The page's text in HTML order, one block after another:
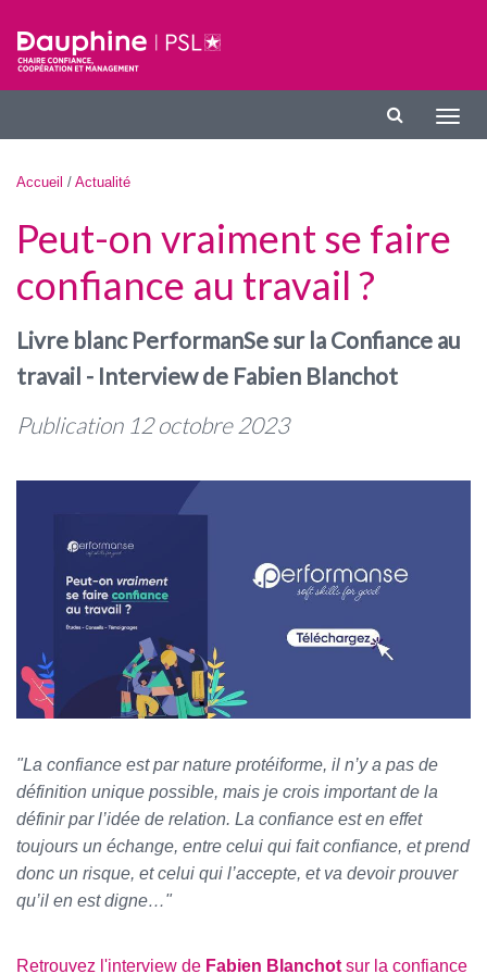
Vous êtes ici
Accueil / Actualité
Peut-on vraiment se faire
confiance au travail ?
Livre blanc PerformanSe sur la Confiance au
travail - Interview de Fabien Blanchot
Publication 12 octobre 2023
"La confiance est par nature protéiforme, il n’y a pas de
définition unique possible, mais je crois important de la
définir par l’idée de relation. La confiance est en effet
toujours un échange, entre celui qui fait confiance, et prend
donc un risque, et celui qui l’accepte, et va devoir prouver
qu’il en est digne…"
Retrouvez l'interview de Fabien Blanchotsur la confiance